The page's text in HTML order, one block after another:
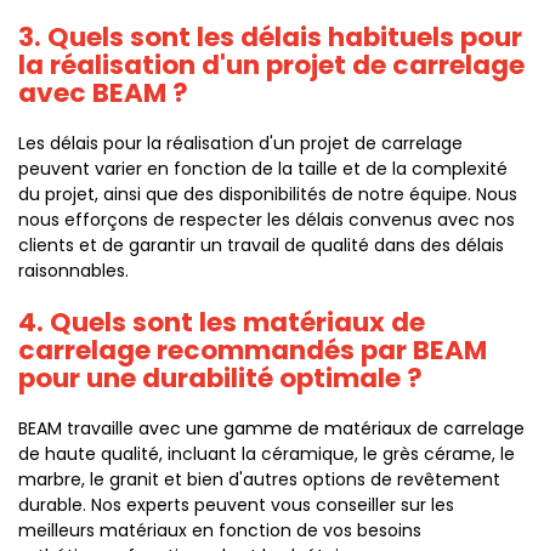
3. Quels sont les délais habituels pour
la réalisation d'un projet de carrelage
avec BEAM ?
Les délais pour la réalisation d'un projet de carrelage
peuvent varier en fonction de la taille et de la complexité
du projet, ainsi que des disponibilités de notre équipe. Nous
nous efforçons de respecter les délais convenus avec nos
clients et de garantir un travail de qualité dans des délais
raisonnables.
4. Quels sont les matériaux de
carrelage recommandés par BEAM
pour une durabilité optimale ?
BEAM travaille avec une gamme de matériaux de carrelage
de haute qualité, incluant la céramique, le grès cérame, le
marbre, le granit et bien d'autres options de revêtement
durable. Nos experts peuvent vous conseiller sur les
meilleurs matériaux en fonction de vos besoins